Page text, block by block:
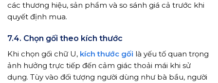
các thương hiệu, sản phẩm và so sánh giá cả trước khi
quyết định mua.
7.4. Chọn gối theo kích thước
Khi chọn gối chữ U, kích thước gối là yếu tố quan trọng
ảnh hưởng trực tiếp đến cảm giác thoải mái khi sử
dụng. Tùy vào đối tượng người dùng như bà bầu, người